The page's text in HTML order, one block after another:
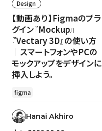
Design
【動画あり】Figmaのプラ
グイン『Mockup』
『Vectary 3D』の使い方
｜スマートフォンやPCの
モックアップをデザインに
挿入しよう。
figma
Hanai Akhiro